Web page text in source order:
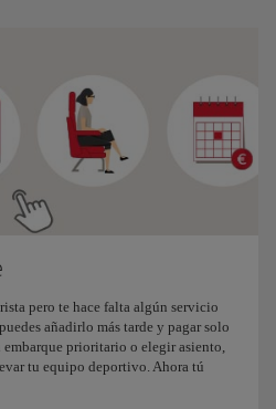
pero te hace falta algún servicio
añadirlo más tarde y pagar solo
prioritario o elegir asiento,
tu equipo deportivo. Ahora tú